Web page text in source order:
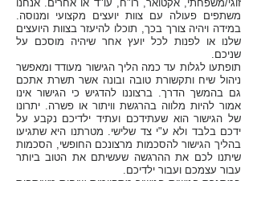
זוגי/משפחתי, אקטואר, רו"ח, עו"ד או אחרים. אנחנו
משתפים פעולה עם צוות יועצים מקצועי ומנוסה.
במידה ויהיה צורך בכך, תוכלו להיעזר בצוות היועצים
שלנו או לפנות לכל יועץ אחר שיהיה מוסכם על
שניכם.
תופתעו לגלות עד כמה הליך הגישור מעודד ומאפשר
ניהול שיח ותקשורת טובה ובונה אשר תשרת אתכם
גם בהמשך הדרך. ברצוננו להדגיש כי הגישור אינו
אמור להיות מלווה בהרגשת וויתור או פשרה. יתרונו
של הגישור הוא שעתידכם ועתיד ילדיכם נקבע על
ידכם בלבד ולא ע"י צד שלישי. מטרתנו היא שתגיעו
בהליך הגישור להסכמות מרצונכם החופשי, הסכמות
שיתנו לכם את ההרגשה שעשיתם את הטוב ביותר
עבור עצמכם ועבור ילדיכם.
במסגרת פגישות הגישור מתקיימות שיחות משותפות